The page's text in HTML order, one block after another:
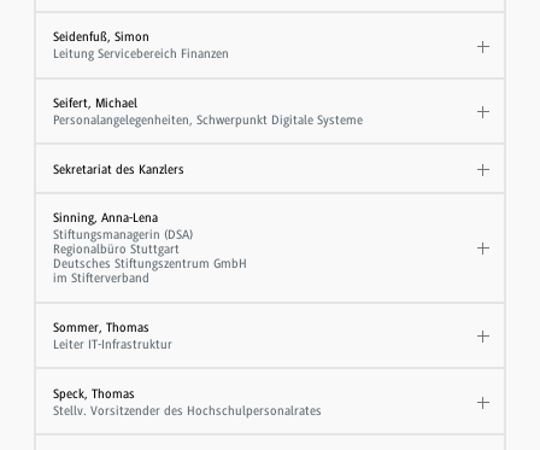
Seidenfuß, Simon
Leitung Servicebereich Finanzen
Seifert, Michael
Personalangelegenheiten, Schwerpunkt Digitale Systeme
Sekretariat des Kanzlers
Sinning, Anna-Lena
Stiftungsmanagerin (DSA)
Regionalbüro Stuttgart
Deutsches Stiftungszentrum GmbH
im Stifterverband
Sommer, Thomas
Leiter IT-Infrastruktur
Speck, Thomas
Stellv. Vorsitzender des Hochschulpersonalrates